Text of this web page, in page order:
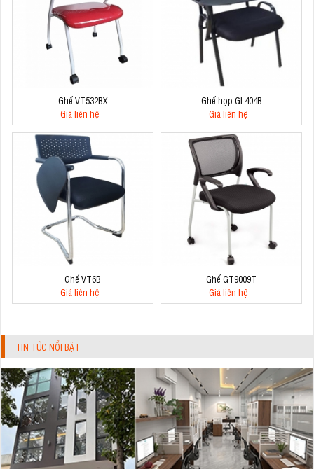
Ghế VT532BX
Giá liên hệ
Ghế họp GL404B
Giá liên hệ
Ghế VT6B
Giá liên hệ
Ghế GT9009T
Giá liên hệ
TIN TỨC NỔI BẬT